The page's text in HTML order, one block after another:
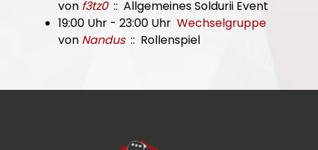
von f3tz0:: Allgemeines Soldurii Event
19:00 Uhr - 23:00 Uhr Wechselgruppe
von Nandus:: Rollenspiel